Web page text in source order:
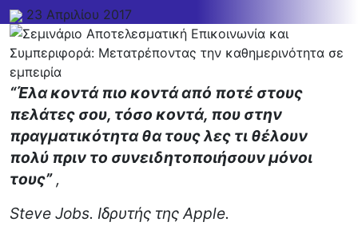
23 Απριλίου 2017
“Έλα κοντά πιο κοντά από ποτέ στους
πελάτες σου, τόσο κοντά, που στην
πραγματικότητα θα τους λες τι θέλουν
πολύ πριν το συνειδητοποιήσουν μόνοι
τους”,
Steve Jobs. Ιδρυτής της Apple.